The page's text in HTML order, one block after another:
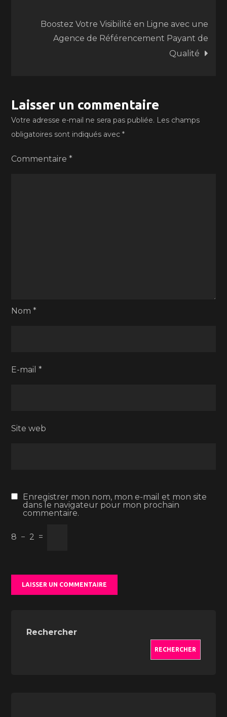
l’article
Boostez Votre Visibilité en Ligne avec une
Agence de Référencement Payant de
Qualité
Laisser un commentaire
Votre adresse e-mail ne sera pas publiée. Les champs
obligatoires sont indiqués avec*
Commentaire*
Nom*
E-mail*
Site web
Enregistrer mon nom, mon e-mail et mon site
dans le navigateur pour mon prochain
commentaire.
8 − 2 =
Rechercher
RECHERCHER